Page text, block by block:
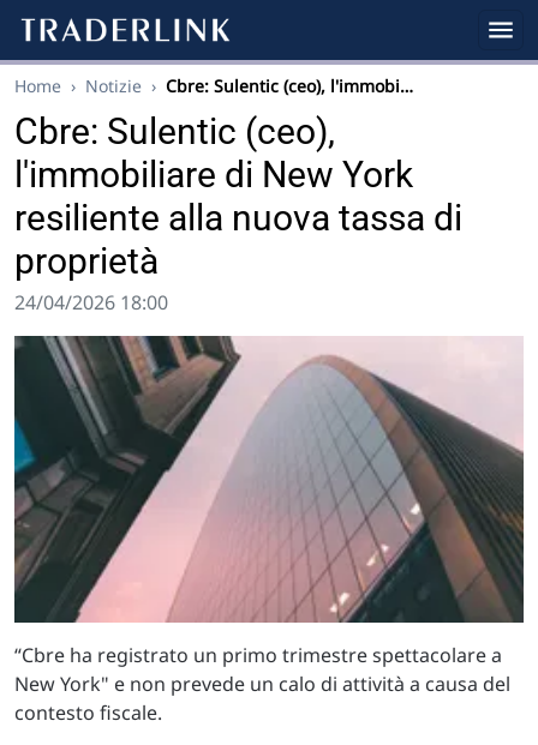
Home › Notizie › Cbre: Sulentic (ceo), l'immobi…
Cbre: Sulentic (ceo),
l'immobiliare di New York
resiliente alla nuova tassa di
proprietà
24/04/2026 18:00
“Cbre ha registrato un primo trimestre spettacolare a
New York" e non prevede un calo di attività a causa del
contesto fiscale.